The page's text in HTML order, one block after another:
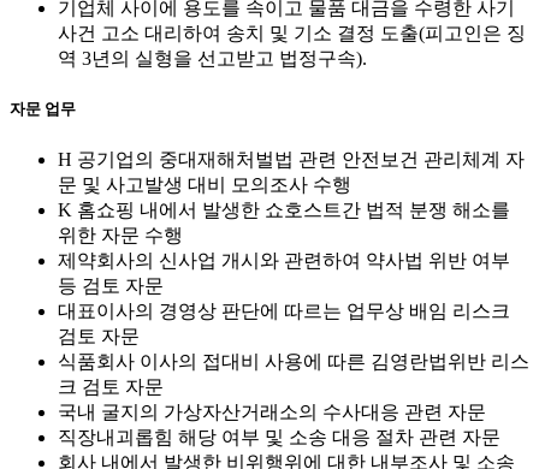
기업체 사이에 용도를 속이고 물품 대금을 수령한 사기
사건 고소 대리하여 송치 및 기소 결정 도출(피고인은 징
역 3년의 실형을 선고받고 법정구속).
자문 업무
H 공기업의 중대재해처벌법 관련 안전보건 관리체계 자
문 및 사고발생 대비 모의조사 수행
K 홈쇼핑 내에서 발생한 쇼호스트간 법적 분쟁 해소를
위한 자문 수행
제약회사의 신사업 개시와 관련하여 약사법 위반 여부
등 검토 자문
대표이사의 경영상 판단에 따르는 업무상 배임 리스크
검토 자문
식품회사 이사의 접대비 사용에 따른 김영란법위반 리스
크 검토 자문
국내 굴지의 가상자산거래소의 수사대응 관련 자문
직장내괴롭힘 해당 여부 및 소송 대응 절차 관련 자문
회사 내에서 발생한 비위행위에 대한 내부조사 및 소송